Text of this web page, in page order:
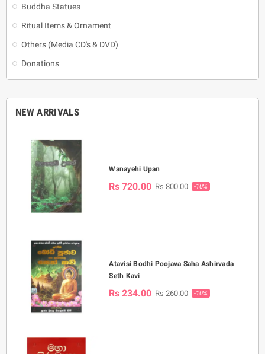
Buddha Statues
Ritual Items & Ornament
Others (Media CD's & DVD)
Donations
NEW ARRIVALS
Wanayehi Upan
Rs 720.00 Rs 800.00 -10%
Atavisi Bodhi Poojava Saha Ashirvada
Seth Kavi
Rs 234.00 Rs 260.00 -10%